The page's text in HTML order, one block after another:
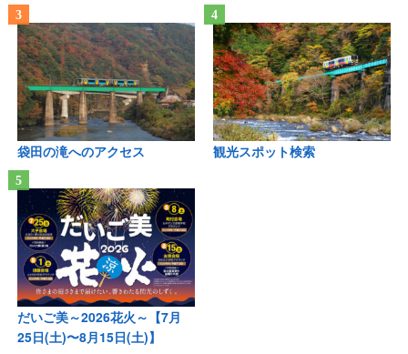
袋田の滝へのアクセス 観光スポット検索
だいご美～2026花火～【7月
25日(土)〜8月15日(土)】